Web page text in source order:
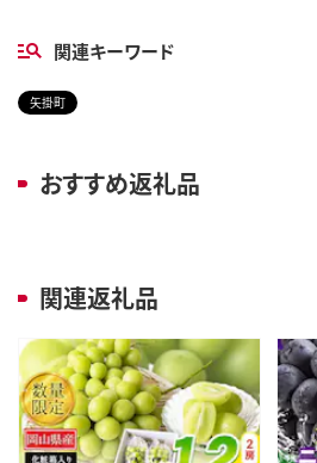
関連キーワード
矢掛町
おすすめ返礼品
関連返礼品